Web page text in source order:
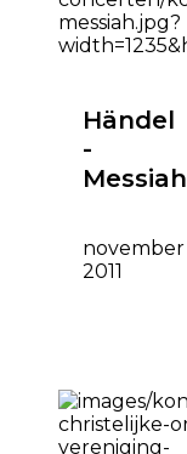
Händel
-
Messiah
november
2011